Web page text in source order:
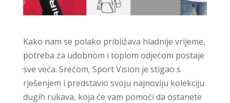
Kako nam se polako približava hladnije vrijeme,
potreba za udobnom i toplom odjećom postaje
sve veća. Srećom, Sport Vision je stigao s
rješenjem i predstavio svoju najnoviju kolekciju
dugih rukava, koja će vam pomoći da ostanete